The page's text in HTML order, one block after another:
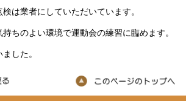
は業者にしていただいています。
ちのよい環境で運動会の練習に臨めます。
した。